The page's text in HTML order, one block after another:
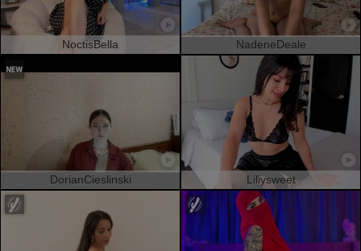
NoctisBella NadeneDeale
DorianCieslinski Liliysweet